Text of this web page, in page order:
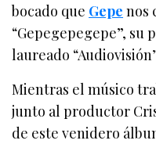
bocado que Gepe nos
“Gepegepegepe”, su
laureado
Mientras el músico
junto al productor
de este venidero